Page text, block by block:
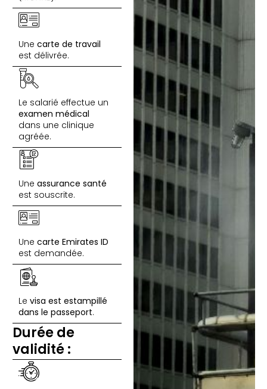
Une carte de travail
est délivrée.
Le salarié effectue un
examen médical
dans une clinique
agréée.
Une assurance santé
est souscrite.
Une carte Emirates ID
est demandée.
Le visa est estampillé
dans le passeport.
Durée de
validité :